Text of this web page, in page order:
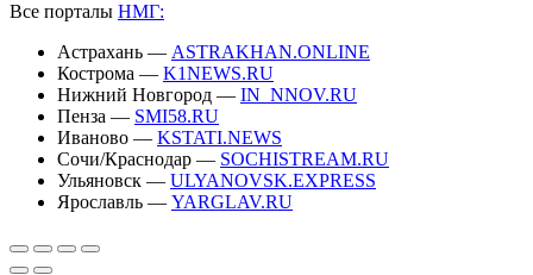
Все порталы НМГ:
Астрахань — ASTRAKHAN.ONLINE
Кострома — K1NEWS.RU
Нижний Новгород — IN_NNOV.RU
Пенза — SMI58.RU
Иваново — KSTATI.NEWS
Сочи/Краснодар — SOCHISTREAM.RU
Ульяновск — ULYANOVSK.EXPRESS
Ярославль — YARGLAV.RU